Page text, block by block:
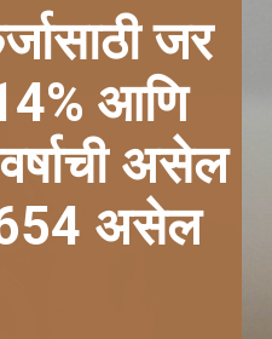
जर
आणि
असेल
असेल